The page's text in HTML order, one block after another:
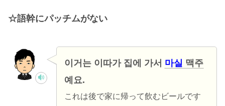
語幹にパッチムがない
이거는 이따가 집에 가서 마실 맥주
예요.
これは後で家に帰って飲むビールです